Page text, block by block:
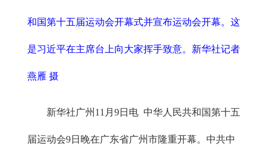
和国第十五届运动会开幕式并宣布运动会开幕。这
是习近平在主席台上向大家挥手致意。新华社记者
燕雁 摄
新华社广州11月9日电 中华人民共和国第十五
届运动会9日晚在广东省广州市隆重开幕。中共中